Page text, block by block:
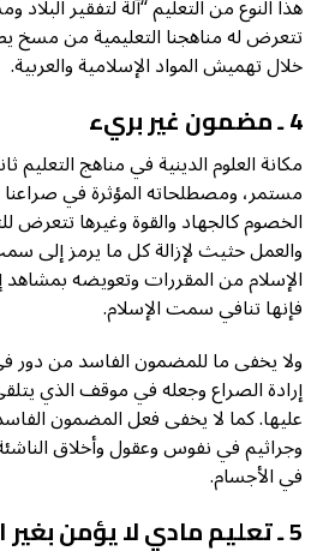
هذا النوع من التعليم “آلة لتفقير
تتعرض له مناهجنا التعليمية من مسخ
خلال تهميش المواد الإسلامية والعربية.
4 ـ مضمون غير بريء
مكانة العلوم الدينية في مناهج
مستمر، ومصطلحاته المؤثرة في صراعنا
الخصوم كالجهاد والقوة وغيرها تتعرض
والعمل حثيث لإزالة كل ما يرمز إلى
الإسلام من المقررات وتعويضه
فإنها تنافي سمت الإسلام.
ولا يخفى ما للمضمون الفاسد من دور
إرادة الصراع وجعله في موقف الذي
عليها. كما لا يخفى فعل المضمون
وجراثيم في نفوس وعقول وأخلاق
في الأجسام.
5 ـ تعليم مادي لا يؤمن بغير المحسوسات